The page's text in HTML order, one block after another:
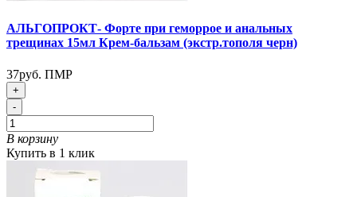
АЛЬГОПРОКТ- Форте при геморрое и анальных
трещинах 15мл Крем-бальзам (экстр.тополя черн)
37руб. ПМР
+
-
В корзину
Купить в 1 клик